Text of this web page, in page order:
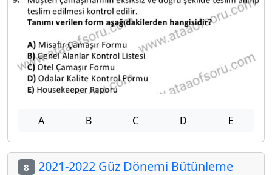
A B C D E
8 2021-2022 Güz Dönemi Bütünleme